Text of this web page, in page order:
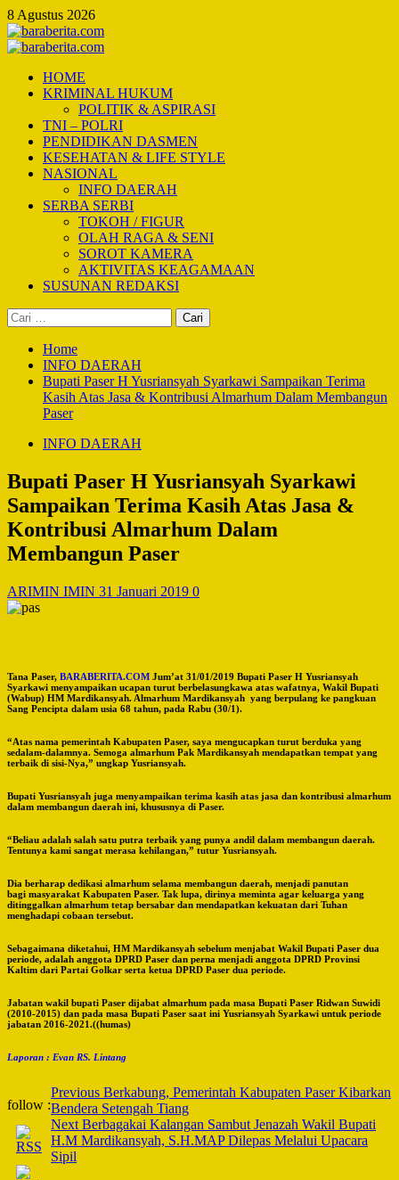
Skip
to
content
8 Agustus 2026
Primary
HOME
KRIMINAL HUKUM
POLITIK & ASPIRASI
TNI – POLRI
PENDIDIKAN DASMEN
KESEHATAN & LIFE STYLE
NASIONAL
INFO DAERAH
SERBA SERBI
TOKOH / FIGUR
OLAH RAGA & SENI
SOROT KAMERA
AKTIVITAS KEAGAMAAN
SUSUNAN REDAKSI
Cari
untuk:
Home
INFO DAERAH
Bupati Paser H Yusriansyah Syarkawi Sampaikan Terima
Kasih Atas Jasa & Kontribusi Almarhum Dalam Membangun
Paser
INFO DAERAH
Bupati Paser H Yusriansyah Syarkawi
Sampaikan Terima Kasih Atas Jasa &
Kontribusi Almarhum Dalam
Membangun Paser
ARIMIN IMIN 31 Januari 2019 0
Tana Paser, BARABERITA.COM Jum’at 31/01/2019 Bupati Paser H Yusriansyah
Syarkawi menyampaikan ucapan turut berbelasungkawa atas wafatnya, Wakil Bupati
(Wabup) HM Mardikansyah. Almarhum Mardikansyah yang berpulang ke pangkuan
Sang Pencipta dalam usia 68 tahun, pada Rabu (30/1).
“Atas nama pemerintah Kabupaten Paser, saya mengucapkan turut berduka yang
sedalam-dalamnya. Semoga almarhum Pak Mardikansyah mendapatkan tempat yang
terbaik di sisi-Nya,” ungkap Yusriansyah.
Bupati Yusriansyah juga menyampaikan terima kasih atas jasa dan kontribusi almarhum
dalam membangun daerah ini, khususnya di Paser.
“Beliau adalah salah satu putra terbaik yang punya andil dalam membangun daerah.
Tentunya kami sangat merasa kehilangan,” tutur Yusriansyah.
Dia berharap dedikasi almarhum selama membangun daerah, menjadi panutan
bagi masyarakat Kabupaten Paser. Tak lupa, dirinya meminta agar keluarga yang
ditinggalkan almarhum tetap bersabar dan mendapatkan kekuatan dari Tuhan
menghadapi cobaan tersebut.
Sebagaimana diketahui, HM Mardikansyah sebelum menjabat Wakil Bupati Paser dua
periode, adalah anggota DPRD Paser dan perna menjadi anggota DPRD Provinsi
Kaltim dari Partai Golkar serta ketua DPRD Paser dua periode.
Jabatan wakil bupati Paser dijabat almarhum pada masa Bupati Paser Ridwan Suwidi
(2010-2015) dan pada masa Bupati Paser saat ini Yusriansyah Syarkawi untuk periode
jabatan 2016-2021.((humas)
Laporan : Evan RS. Lintang
follow :
Post
Navigation
Previous Berkabung, Pemerintah Kabupaten Paser Kibarkan
Bendera Setengah Tiang
Next Berbagakai Kalangan Sambut Jenazah Wakil Bupati
H.M Mardikansyah, S.H.MAP Dilepas Melalui Upacara
Sipil